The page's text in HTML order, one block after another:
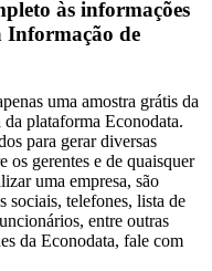
às informações
Informação de
uma amostra grátis da
plataforma Econodata.
para gerar diversas
os gerentes e de quaisquer
uma empresa, são
sociais, telefones, lista de
entre outras
da Econodata, fale com